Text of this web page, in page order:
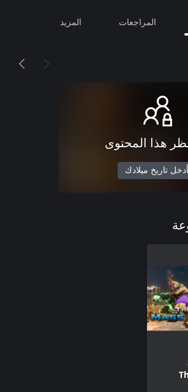
المراجعات المزيد
هذا المحتوى
أدخل تاريخ ميلادك